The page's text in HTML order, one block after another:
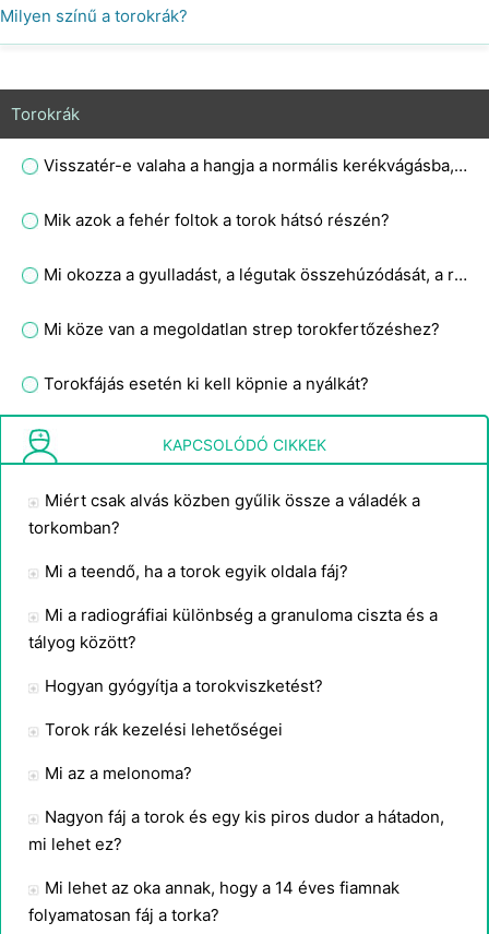
Milyen színű a torokrák?
Torokrák
Visszatér-e valaha a hangja a normális kerékvágásba, miután a lézeres torokműtét eltávolítja a polipot a gége oldalán?
Mik azok a fehér foltok a torok hátsó részén?
Mi okozza a gyulladást, a légutak összehúzódását, a rekedtséget és a mirigyek duzzadását a torokban?
Mi köze van a megoldatlan strep torokfertőzéshez?
Torokfájás esetén ki kell köpnie a nyálkát?
Mi a teendő, ha a torok egyik oldala fáj?
KAPCSOLÓDÓ CIKKEK
Miért csak alvás közben gyűlik össze a váladék a
torkomban?
Mi a teendő, ha a torok egyik oldala fáj?
Mi a radiográfiai különbség a granuloma ciszta és a
tályog között?
Hogyan gyógyítja a torokviszketést?
Torok rák kezelési lehetőségei
Mi az a melonoma?
Nagyon fáj a torok és egy kis piros dudor a hátadon,
mi lehet ez?
Mi lehet az oka annak, hogy a 14 éves fiamnak
folyamatosan fáj a torka?